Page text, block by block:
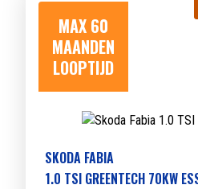
MAX 60
MAANDEN
LOOPTIJD
SKODA FABIA
1.0 TSI GREENTECH 70KW